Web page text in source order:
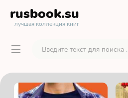
rusbook.su
лучшая коллекция книг